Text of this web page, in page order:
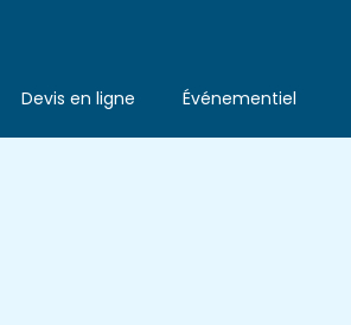
Devis en ligne Événementiel